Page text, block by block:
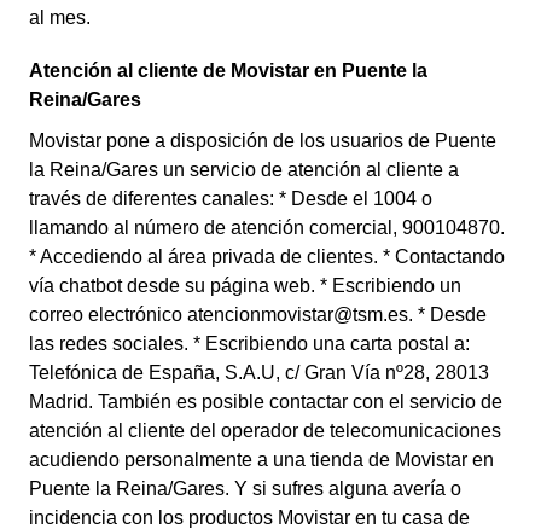
al mes.
Atención al cliente de Movistar en Puente la
Reina/Gares
Movistar pone a disposición de los usuarios de Puente
la Reina/Gares un servicio de atención al cliente a
través de diferentes canales: * Desde el 1004 o
llamando al número de atención comercial, 900104870.
* Accediendo al área privada de clientes. * Contactando
vía chatbot desde su página web. * Escribiendo un
correo electrónico atencionmovistar@tsm.es. * Desde
las redes sociales. * Escribiendo una carta postal a:
Telefónica de España, S.A.U, c/ Gran Vía nº28, 28013
Madrid. También es posible contactar con el servicio de
atención al cliente del operador de telecomunicaciones
acudiendo personalmente a una tienda de Movistar en
Puente la Reina/Gares. Y si sufres alguna avería o
incidencia con los productos Movistar en tu casa de